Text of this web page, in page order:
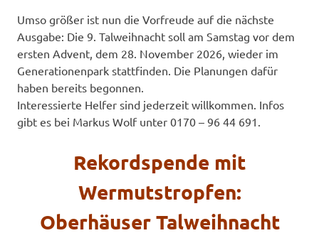
Umso größer ist nun die Vorfreude auf die nächste
Ausgabe: Die 9. Talweihnacht soll am Samstag vor dem
ersten Advent, dem 28. November 2026, wieder im
Generationenpark stattfinden. Die Planungen dafür
haben bereits begonnen.
Interessierte Helfer sind jederzeit willkommen. Infos
gibt es bei Markus Wolf unter 0170 – 96 44 691.
Rekordspende mit
Wermutstropfen:
Oberhäuser Talweihnacht